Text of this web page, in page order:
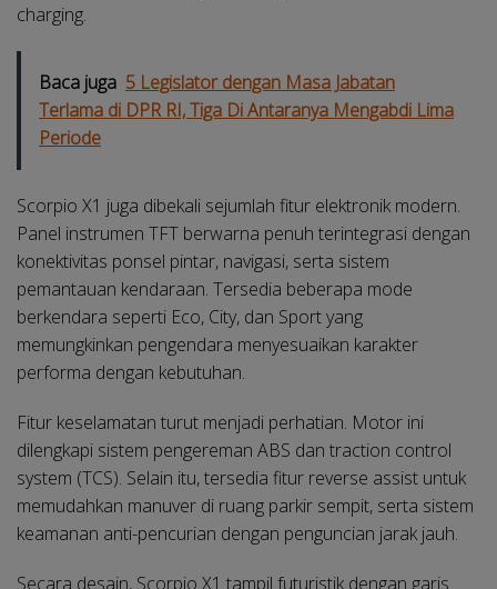
charging.
Baca juga 5 Legislator dengan Masa Jabatan
Terlama di DPR RI, Tiga Di Antaranya Mengabdi Lima
Periode
Scorpio X1 juga dibekali sejumlah fitur elektronik modern.
Panel instrumen TFT berwarna penuh terintegrasi dengan
konektivitas ponsel pintar, navigasi, serta sistem
pemantauan kendaraan. Tersedia beberapa mode
berkendara seperti Eco, City, dan Sport yang
memungkinkan pengendara menyesuaikan karakter
performa dengan kebutuhan.
Fitur keselamatan turut menjadi perhatian. Motor ini
dilengkapi sistem pengereman ABS dan traction control
system (TCS). Selain itu, tersedia fitur reverse assist untuk
memudahkan manuver di ruang parkir sempit, serta sistem
keamanan anti-pencurian dengan penguncian jarak jauh.
Secara desain, Scorpio X1 tampil futuristik dengan garis